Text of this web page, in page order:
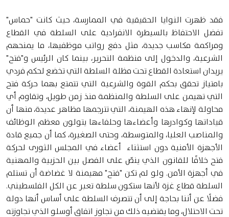
فقد ظهرت النوايا الحقيقية في الممارسة، حيث كانت "حماس"
تفضل الاحتفاظ بالسيطرة الانفرادية على السلطة في القطاع
ومراكمة مكاسب جديدة، مثل دفع رواتب موظفيها، ما يمنحهم
الشرعية، والدخول إلى منظمة التحرير، بينما كان الرئيس و"فتح"
يريدان استعادة القطاع تحت مظلة السلطة التي تخضع لحكم فردي
بامتياز تحقق بحكم القوة والشرعية التي تتمتع بهما حركة فتح
التي تهيمن على السلطة والمنظمة منذ زمن طويل، وتقاوم أي
محاولة لإنهاء هذه الهيمنة، التي تترجمها مظاهر عديدة، منها أن
قياداتها وكوادرها وأعضاءها وحلفاءها يتولون معظم الوظائف
والمناصب العليا، والمتوسطة، وحتى الصغيرة، كما أن جميع قادة
الأجهزة الأمنية دون استثناء أعضاء في المجلس الثورى لحركة
فتح خلافًا للقانون الذي ينصّ على الفصل بين الحزبية والمهنية
في أجهزة الأمن. ولو لم تكن "فتح" مهيمنة لا غضاضة أن تستلم
السلطة قطاع غزة لأنها ستكون سلطة تعبر عن الكل الفلسطيني.
فضلًا عن أننا بحاجة إلى أن تتصرف السلطة على أساس أنها دولة
تحت الاحتلال، وما يقتضيه ذلك من تجاوز اتفاق أوسلو الذي تجاوزته